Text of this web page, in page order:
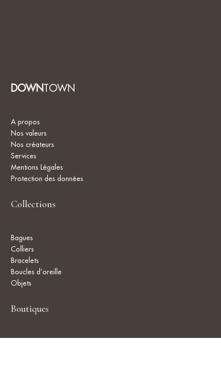
DOWNTOWN
A propos
Nos valeurs
Nos créateurs
Services
Mentions Légales
Protection des données
Collections
Bagues
Colliers
Bracelets
Boucles d’oreille
Objets
Boutiques